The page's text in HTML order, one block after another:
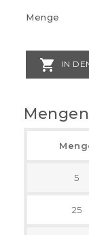
Menge
 IN
5
25